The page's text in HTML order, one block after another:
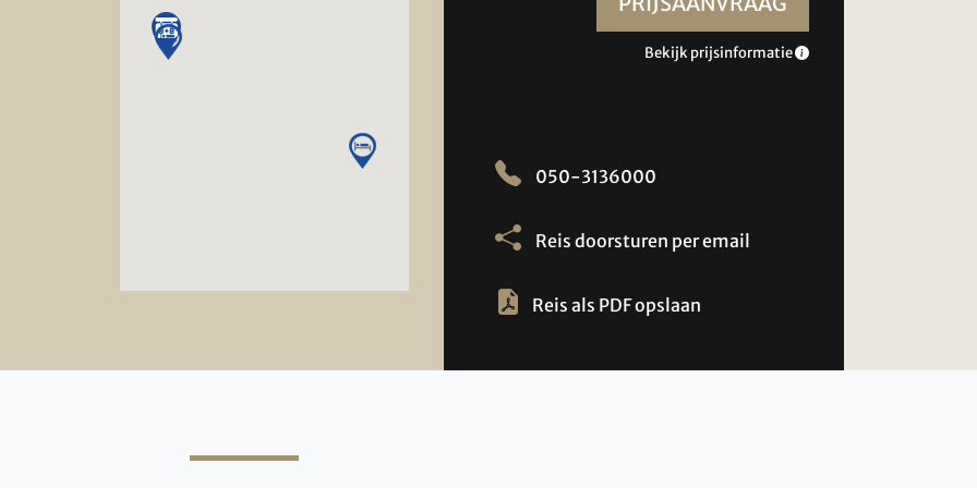
Bekijk prijsinformatie
050-3136000
Reis doorsturen per email
Reis als PDF opslaan